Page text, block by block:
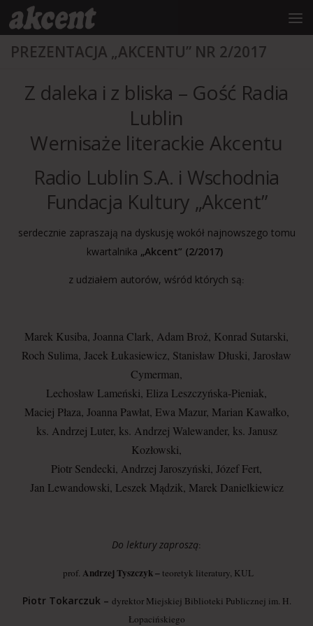
treści
Przejdź do treści
PREZENTACJA „AKCENTU” NR 2/2017
Z daleka i z bliska – Gość Radia
Lublin
Wernisaże literackie Akcentu
Radio Lublin S.A. i Wschodnia
Fundacja Kultury „Akcent”
serdecznie zapraszają na dyskusję wokół najnowszego tomu
kwartalnika „Akcent” (2/2017)
z udziałem autorów, wśród których są:
Marek Kusiba, Joanna Clark, Adam Broż, Konrad Sutarski,
Roch Sulima, Jacek Łukasiewicz, Stanisław Dłuski, Jarosław
Cymerman,
Lechosław Lameński, Eliza Leszczyńska-Pieniak,
Maciej Płaza, Joanna Pawłat, Ewa Mazur, Marian Kawałko,
ks. Andrzej Luter, ks. Andrzej Walewander, ks. Janusz
Kozłowski,
Piotr Sendecki, Andrzej Jaroszyński, Józef Fert,
Jan Lewandowski, Leszek Mądzik, Marek Danielkiewicz
Do lektury zaproszą:
prof. Andrzej Tyszczyk – teoretyk literatury, KUL
Piotr Tokarczuk – dyrektor Miejskiej Biblioteki Publicznej im. H.
Łopacińskiego